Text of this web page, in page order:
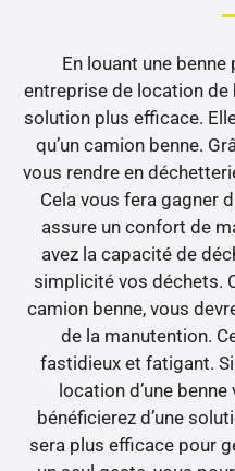
En louant une benne
entreprise de location de
solution plus efficace.
qu’un camion benne.
vous rendre en
Cela vous fera gagner
assure un confort de
avez la capacité de
simplicité vos déchets.
camion benne, vous
de la manutention.
fastidieux et fatigant.
location d’une
bénéficierez d’une
sera plus efficace pour